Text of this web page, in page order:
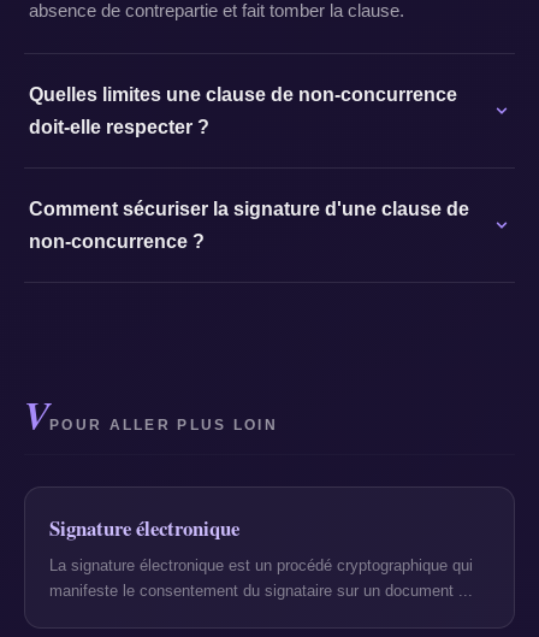
absence de contrepartie et fait tomber la clause.
Quelles limites une clause de non-concurrence
doit-elle respecter ?
Comment sécuriser la signature d'une clause de
non-concurrence ?
VPOUR ALLER PLUS LOIN
Signature électronique
La signature électronique est un procédé cryptographique qui
manifeste le consentement du signataire sur un document ...